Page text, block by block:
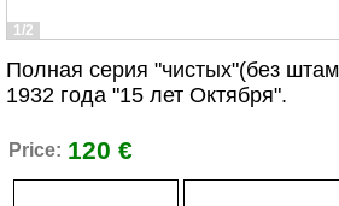
1/2
Полная серия "чистых"(без
1932 года "15 лет Октября".
Price: 120 €